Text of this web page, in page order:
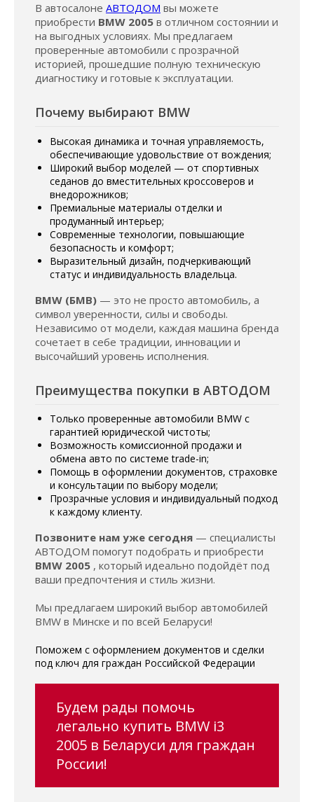
В автосалоне АВТОДОМ вы можете
приобрести BMW 2005 в отличном состоянии и
на выгодных условиях. Мы предлагаем
проверенные автомобили с прозрачной
историей, прошедшие полную техническую
диагностику и готовые к эксплуатации.
Почему выбирают BMW
Высокая динамика и точная управляемость,
обеспечивающие удовольствие от вождения;
Широкий выбор моделей — от спортивных
седанов до вместительных кроссоверов и
внедорожников;
Премиальные материалы отделки и
продуманный интерьер;
Современные технологии, повышающие
безопасность и комфорт;
Выразительный дизайн, подчеркивающий
статус и индивидуальность владельца.
BMW (БМВ) — это не просто автомобиль, а
символ уверенности, силы и свободы.
Независимо от модели, каждая машина бренда
сочетает в себе традиции, инновации и
высочайший уровень исполнения.
Преимущества покупки в АВТОДОМ
Только проверенные автомобили BMW с
гарантией юридической чистоты;
Возможность комиссионной продажи и
обмена авто по системе trade-in;
Помощь в оформлении документов, страховке
и консультации по выбору модели;
Прозрачные условия и индивидуальный подход
к каждому клиенту.
Позвоните нам уже сегодня — специалисты
АВТОДОМ помогут подобрать и приобрести
BMW 2005 , который идеально подойдёт под
ваши предпочтения и стиль жизни.
Мы предлагаем широкий выбор автомобилей
BMW в Минске и по всей Беларуси!
Поможем с оформлением документов и сделки
под ключ для граждан Российской Федерации
Будем рады помочь
легально купить BMW i3
2005 в Беларуси для граждан
России!